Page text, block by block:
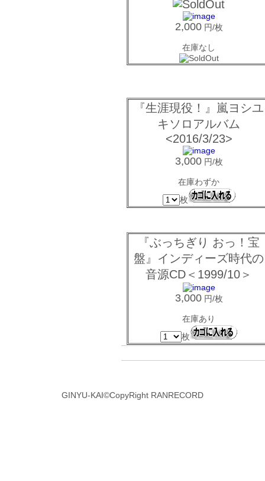
2,000 円/枚
在庫なし
『生涯現役！』嵐ヨシユ
キソロアルバム
<2016/3/23>
3,000 円/枚
在庫わずか
枚
『ぶっちぎり おっ！宝
盤』インディーズ時代の
音源CD＜1999/10＞
3,000 円/枚
在庫あり
枚
GINYU-KAI©CopyRight RANRECORD